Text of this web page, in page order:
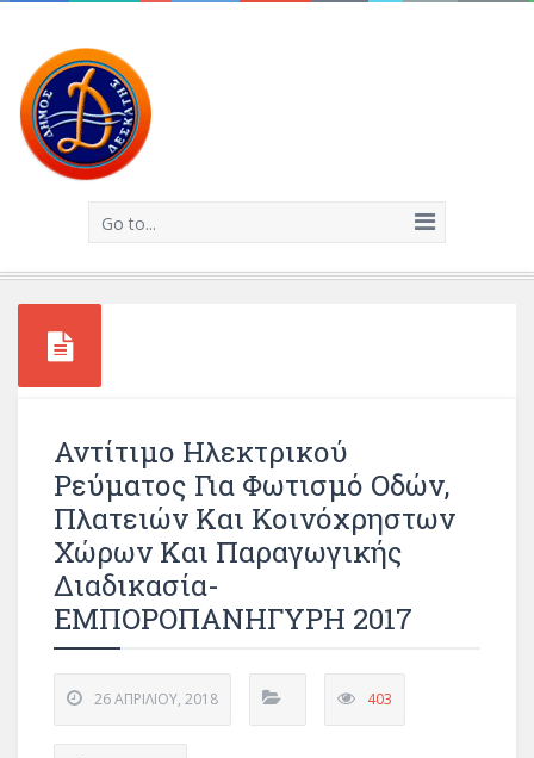
Go to...
Αντίτιμο Ηλεκτρικού
Ρεύματος Για Φωτισμό Οδών,
Πλατειών Και Κοινόχρηστων
Χώρων Και Παραγωγικής
Διαδικασία-
ΕΜΠΟΡΟΠΑΝΗΓΥΡΗ 2017
26 ΑΠΡΙΛΊΟΥ, 2018 403